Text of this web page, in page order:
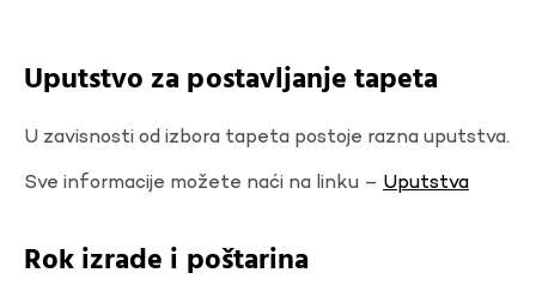
Uputstvo za postavljanje tapeta
U zavisnosti od izbora tapeta postoje razna uputstva.
Sve informacije možete naći na linku – Uputstva
Rok izrade i poštarina